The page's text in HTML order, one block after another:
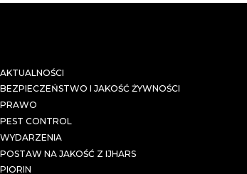
AKTUALNOŚCI
BEZPIECZEŃSTWO I JAKOŚĆ ŻYWNOŚCI
PRAWO
PEST CONTROL
WYDARZENIA
POSTAW NA JAKOŚĆ Z IJHARS
PIORIN